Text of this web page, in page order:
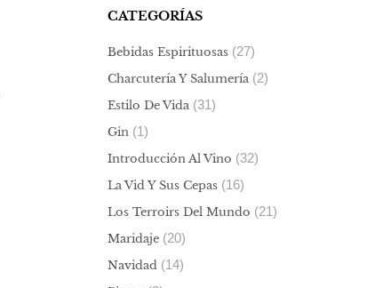
CATEGORÍAS
Bebidas Espirituosas(27)
Charcutería Y Salumería (2)
Estilo De Vida (31)
Gin (1)
Introducción Al Vino (32)
La Vid Y Sus Cepas(16)
Los Terroirs Del Mundo (21)
Maridaje(20)
Navidad (14)